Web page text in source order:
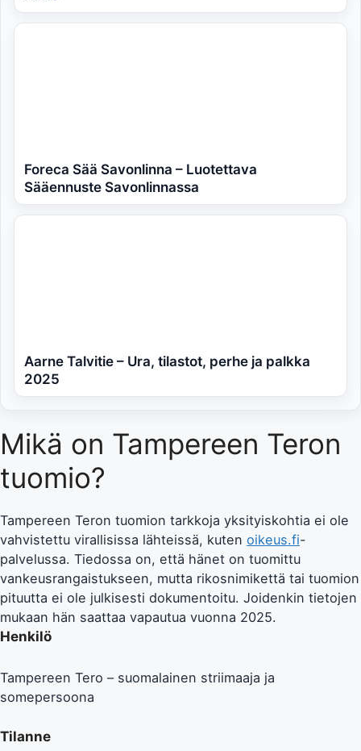
Foreca Sää Savonlinna – Luotettava
Sääennuste Savonlinnassa
Aarne Talvitie – Ura, tilastot, perhe ja palkka
2025
Mikä on Tampereen Teron
tuomio?
Tampereen Teron tuomion tarkkoja yksityiskohtia ei ole
vahvistettu virallisissa lähteissä, kuten oikeus.fi-
palvelussa. Tiedossa on, että hänet on tuomittu
vankeusrangaistukseen, mutta rikosnimikettä tai tuomion
pituutta ei ole julkisesti dokumentoitu. Joidenkin tietojen
mukaan hän saattaa vapautua vuonna 2025.
Henkilö
Tampereen Tero – suomalainen striimaaja ja
somepersoona
Tilanne